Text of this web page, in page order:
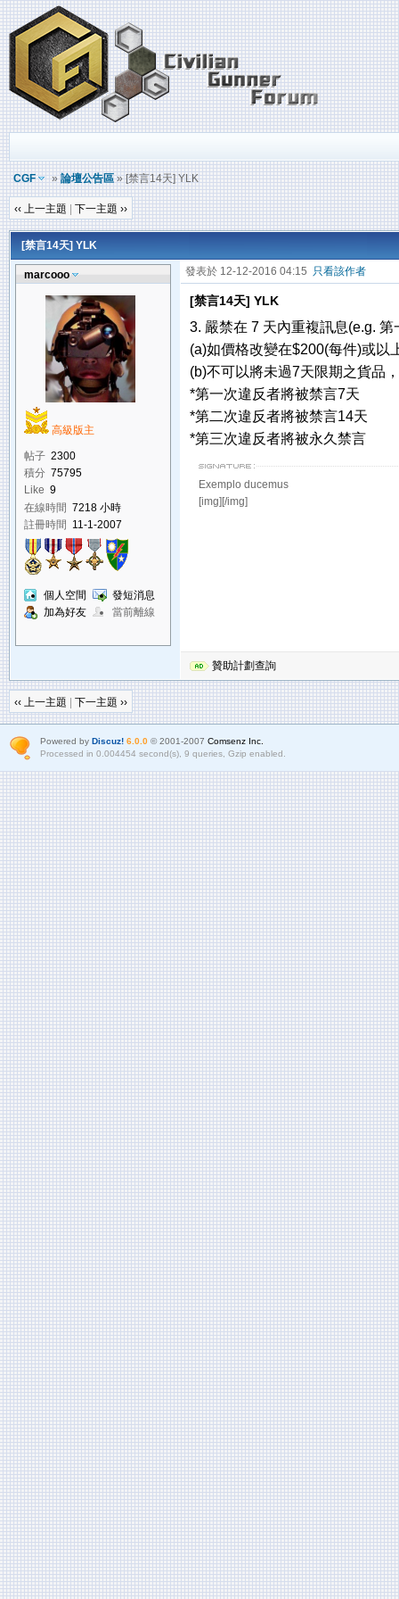
CGF »論壇公告區» [禁言14天] YLK
‹‹ 上一主題 下一主題 ››
[禁言14天] YLK
marcooo
高級版主
帖子 2300
積分 75795
Like 9
在線時間 7218 小時
註冊時間 11-1-2007
個人空間
發短消息
加為好友
當前離線
發表於 12-12-2016 04:15 只看該作者
[禁言14天] YLK
3. 嚴禁在 7 天內重複訊息(e.g.
(a)如價格改變在$200(每件)或以
(b)不可以將未過7天限期之貨品
*第一次違反者將被禁言7天
*第二次違反者將被禁言14天
*第三次違反者將被永久禁言
Exemplo ducemus
[img][/img]
贊助計劃查詢
‹‹ 上一主題 下一主題 ››
Powered by Discuz! 6.0.0© 2001-2007 Comsenz Inc.
Processed in 0.004454 second(s), 9 queries, Gzip enabled.